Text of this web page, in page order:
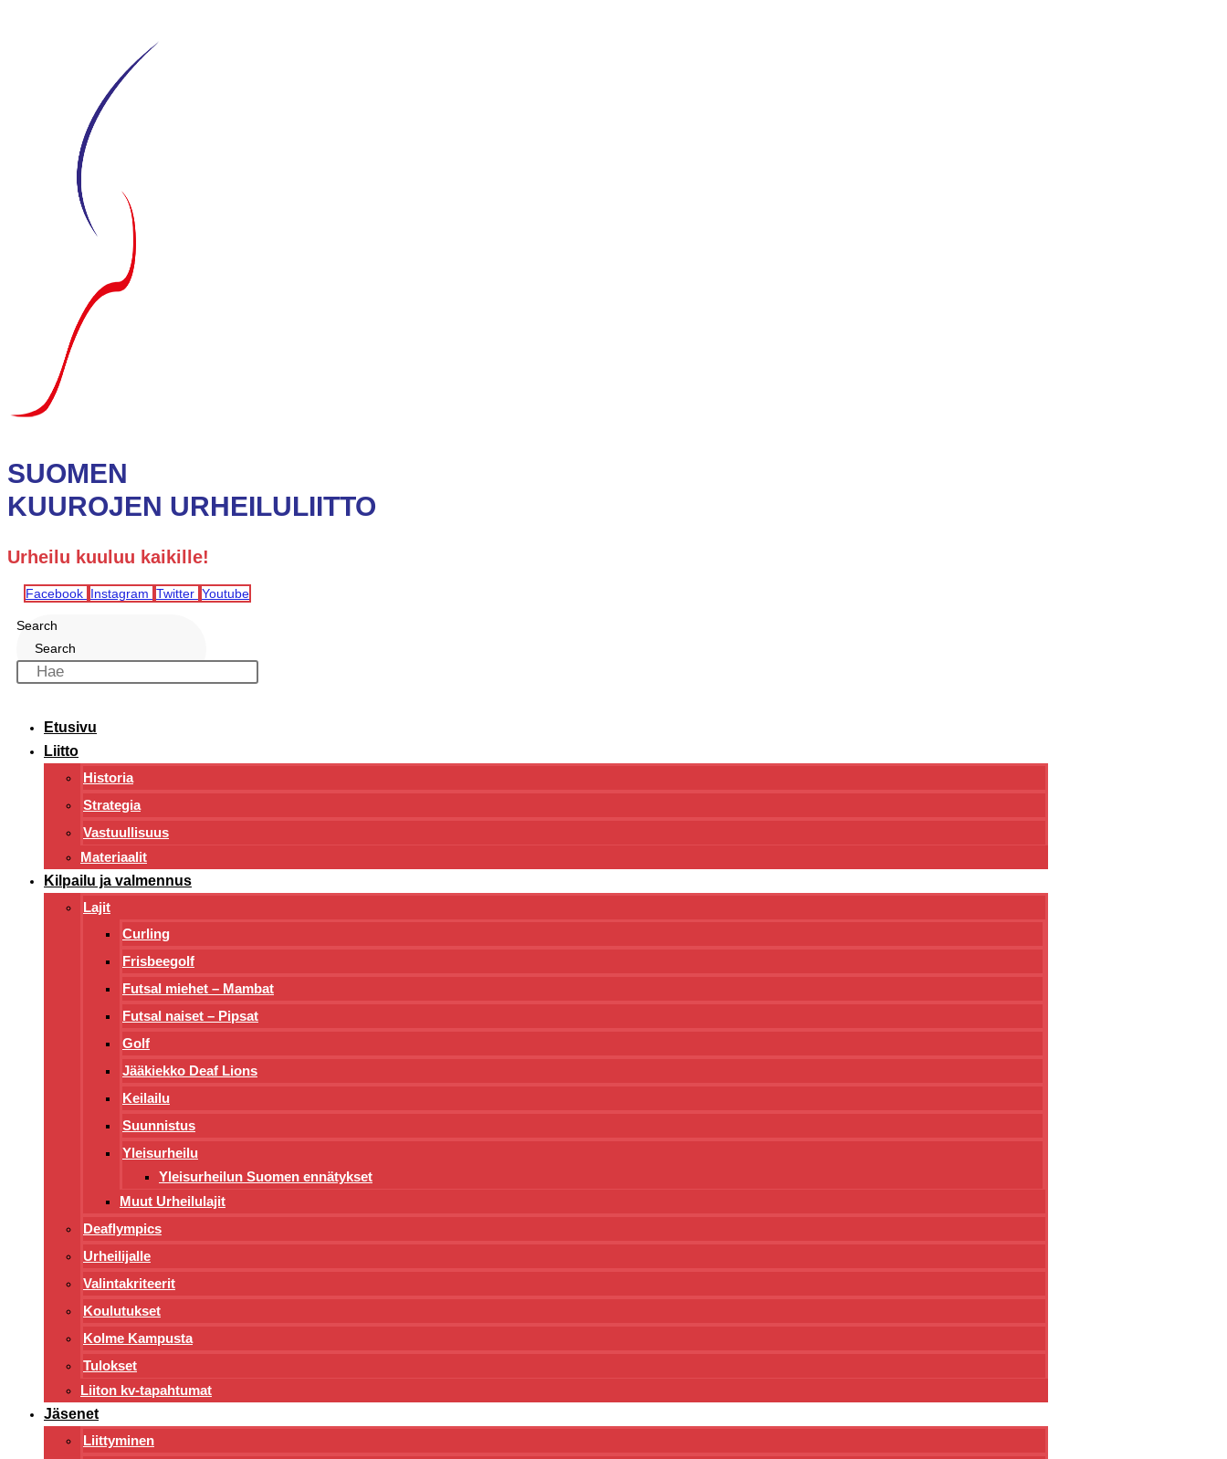
SUOMEN
KUUROJEN URHEILULIITTO
Urheilu kuuluu kaikille!
Facebook Instagram Twitter Youtube
Search
Search
Etusivu
Liitto
Historia
Strategia
Vastuullisuus
Materiaalit
Kilpailu ja valmennus
Lajit
Curling
Frisbeegolf
Futsal miehet – Mambat
Futsal naiset – Pipsat
Golf
Jääkiekko Deaf Lions
Keilailu
Suunnistus
Yleisurheilu
Yleisurheilun Suomen ennätykset
Muut Urheilulajit
Deaflympics
Urheilijalle
Valintakriteerit
Koulutukset
Kolme Kampusta
Tulokset
Liiton kv-tapahtumat
Jäsenet
Liittyminen